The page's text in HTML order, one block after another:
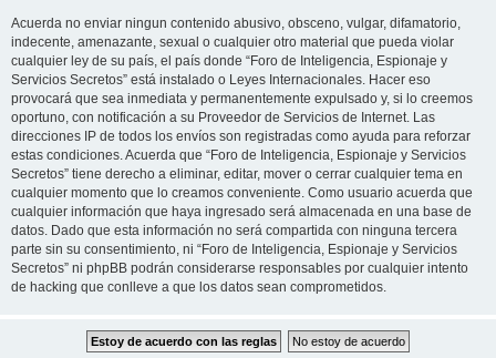
Acuerda no enviar ningun contenido abusivo, obsceno, vulgar, difamatorio,
indecente, amenazante, sexual o cualquier otro material que pueda violar
cualquier ley de su país, el país donde “Foro de Inteligencia, Espionaje y
Servicios Secretos” está instalado o Leyes Internacionales. Hacer eso
provocará que sea inmediata y permanentemente expulsado y, si lo creemos
oportuno, con notificación a su Proveedor de Servicios de Internet. Las
direcciones IP de todos los envíos son registradas como ayuda para reforzar
estas condiciones. Acuerda que “Foro de Inteligencia, Espionaje y Servicios
Secretos” tiene derecho a eliminar, editar, mover o cerrar cualquier tema en
cualquier momento que lo creamos conveniente. Como usuario acuerda que
cualquier información que haya ingresado será almacenada en una base de
datos. Dado que esta información no será compartida con ninguna tercera
parte sin su consentimiento, ni “Foro de Inteligencia, Espionaje y Servicios
Secretos” ni phpBB podrán considerarse responsables por cualquier intento
de hacking que conlleve a que los datos sean comprometidos.